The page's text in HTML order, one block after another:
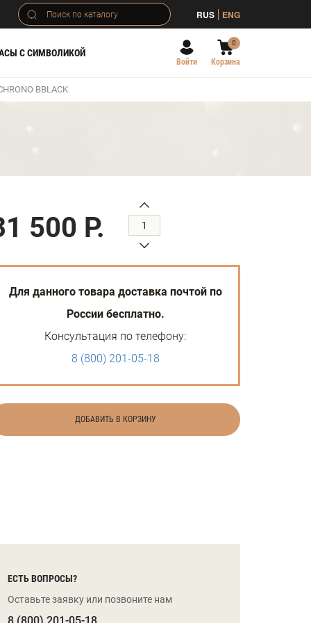
RUS ENG
С СИМВОЛИКОЙ
Войти
0
Корзина
BBLACK
500 Р.
Для данного товара доставка почтой по
России бесплатно.
Консультация по телефону:
8 (800) 201-05-18
ДОБАВИТЬ В КОРЗИНУ
ЕСТЬ ВОПРОСЫ?
Оставьте заявку или позвоните нам